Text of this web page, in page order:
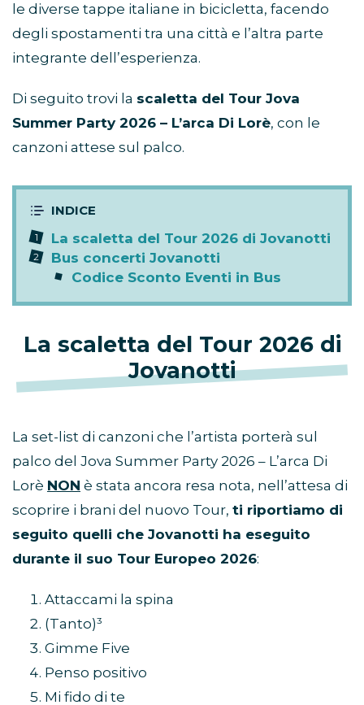
le diverse tappe italiane in bicicletta, facendo
degli spostamenti tra una città e l’altra parte
integrante dell’esperienza.
Di seguito trovi la scaletta del Tour Jova
Summer Party 2026 – L’arca Di Lorè, con le
canzoni attese sul palco.
La scaletta del Tour 2026 di Jovanotti
Bus concerti Jovanotti
Codice Sconto Eventi in Bus
La scaletta del Tour 2026 di
Jovanotti
La set-list di canzoni che l’artista porterà sul
palco del Jova Summer Party 2026 – L’arca Di
Lorè NON è stata ancora resa nota, nell’attesa di
scoprire i brani del nuovo Tour, ti riportiamo di
seguito quelli che Jovanotti ha eseguito
durante il suo Tour Europeo 2026:
Attaccami la spina
(Tanto)³
Gimme Five
Penso positivo
Mi fido di te